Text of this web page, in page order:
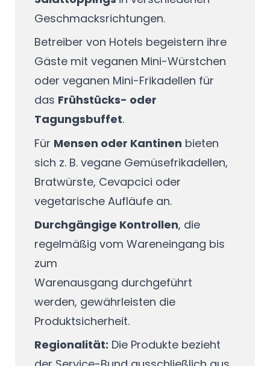
Geschmacksrichtungen.
Betreiber von Hotels begeistern ihre
Gäste mit veganen Mini-Würstchen
oder veganen Mini-Frikadellen für
das Frühstücks- oder
Tagungsbuffet.
Für Mensen oder Kantinen bieten
sich z. B. vegane Gemüsefrikadellen,
Bratwürste, Cevapcici oder
vegetarische Aufläufe an.
Durchgängige Kontrollen, die
regelmäßig vom Wareneingang bis
zum
Warenausgang durchgeführt
werden, gewährleisten die
Produktsicherheit.
Regionalität: Die Produkte bezieht